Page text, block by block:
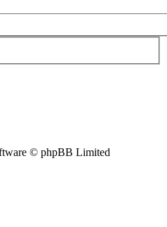
© phpBB Limited